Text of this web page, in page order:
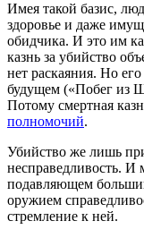
Имея такой базис,
здоровье и даже
обидчика. И это им
казнь за убийство
нет раскаяния. Но
будущем («Побег из
Потому смертная
полномочий.
Убийство же лишь
несправедливость. И
подавляющем
оружием
стремление к ней.